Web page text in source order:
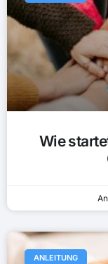
Wie
ANLEITUNG